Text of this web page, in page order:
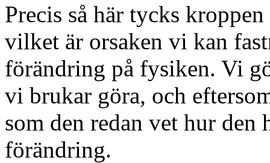
Precis så här tycks
vilket är orsaken vi kan
förändring på fysiken. Vi
vi brukar göra, och
som den redan vet hur den
förändring.